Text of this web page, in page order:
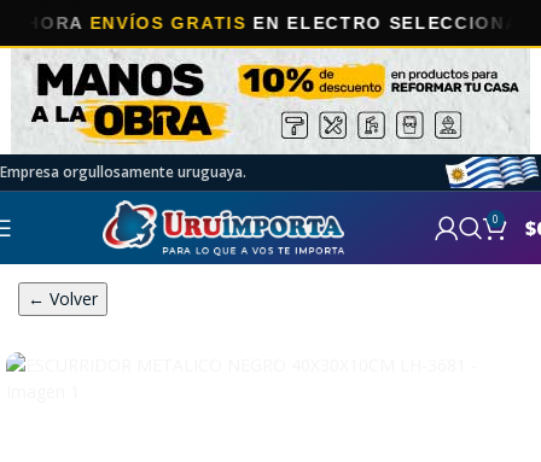
ENVÍOS GRATISEN ELECTRO SELECCIONADOS!
Empresa orgullosamente uruguaya.
0 $
← Volver